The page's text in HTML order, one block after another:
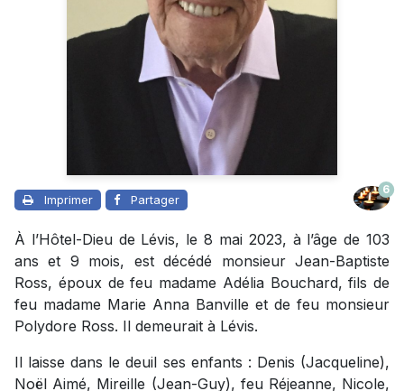
Imprimer Partager
6
À l’Hôtel-Dieu de Lévis, le 8 mai 2023, à l’âge de 103
ans et 9 mois, est décédé monsieur Jean-Baptiste
Ross, époux de feu madame Adélia Bouchard, fils de
feu madame Marie Anna Banville et de feu monsieur
Polydore Ross. Il demeurait à Lévis.
Il laisse dans le deuil ses enfants : Denis (Jacqueline),
Noël Aimé, Mireille (Jean-Guy), feu Réjeanne, Nicole,